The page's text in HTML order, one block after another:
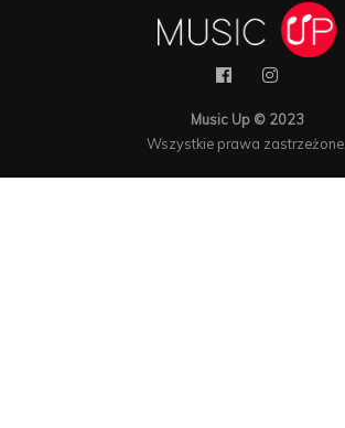
Music Up © 2023
Wszystkie prawa zastrzeżone.